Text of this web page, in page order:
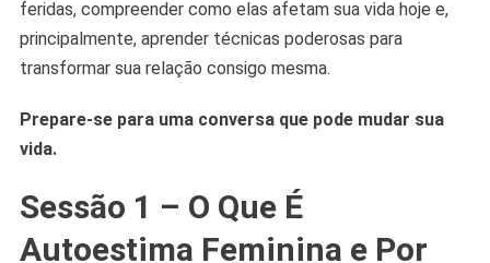
feridas, compreender como elas afetam sua vida hoje e,
principalmente, aprender técnicas poderosas para
transformar sua relação consigo mesma.
Prepare-se para uma conversa que pode mudar sua
vida.
Sessão 1 – O Que É
Autoestima Feminina e Por